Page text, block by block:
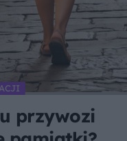
przywozi